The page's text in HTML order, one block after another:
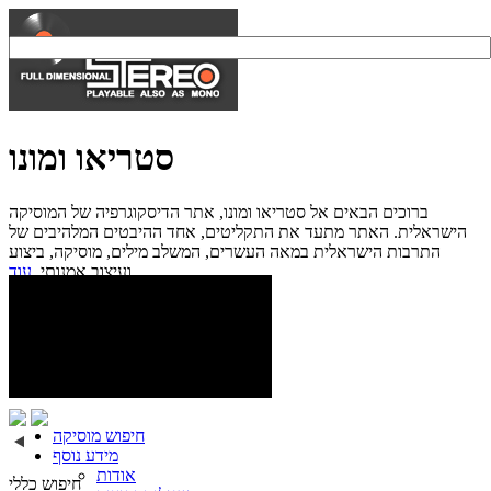
סטריאו ומונו
ברוכים הבאים אל סטריאו ומונו, אתר הדיסקוגרפיה של המוסיקה
הישראלית. האתר מתעד את התקליטים, אחד ההיבטים המלהיבים של
התרבות הישראלית במאה העשרים, המשלב מילים, מוסיקה, ביצוע
ועיצוב אמנותי.עוד...
חיפוש מוסיקה
מידע נוסף
אודות
חיפוש כללי